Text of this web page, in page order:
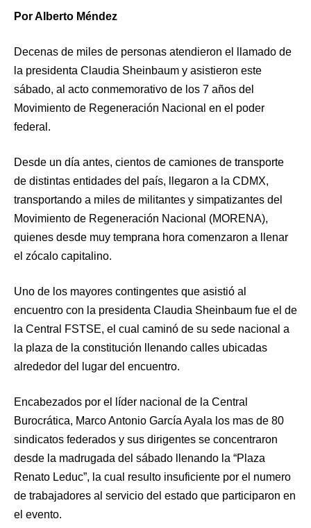
Por Alberto Méndez
Decenas de miles de personas atendieron el llamado de
la presidenta Claudia Sheinbaum y asistieron este
sábado, al acto conmemorativo de los 7 años del
Movimiento de Regeneración Nacional en el poder
federal.
Desde un día antes, cientos de camiones de transporte
de distintas entidades del país, llegaron a la CDMX,
transportando a miles de militantes y simpatizantes del
Movimiento de Regeneración Nacional (MORENA),
quienes desde muy temprana hora comenzaron a llenar
el zócalo capitalino.
Uno de los mayores contingentes que asistió al
encuentro con la presidenta Claudia Sheinbaum fue el de
la Central FSTSE, el cual caminó de su sede nacional a
la plaza de la constitución llenando calles ubicadas
alrededor del lugar del encuentro.
Encabezados por el líder nacional de la Central
Burocrática, Marco Antonio García Ayala los mas de 80
sindicatos federados y sus dirigentes se concentraron
desde la madrugada del sábado llenando la “Plaza
Renato Leduc”, la cual resulto insuficiente por el numero
de trabajadores al servicio del estado que participaron en
el evento.